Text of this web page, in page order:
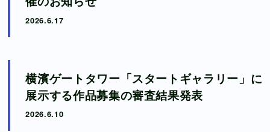
2026.6.17
横濱ゲートタワー「スタートギャラリー」に
展示する作品募集の審査結果発表
2026.6.10